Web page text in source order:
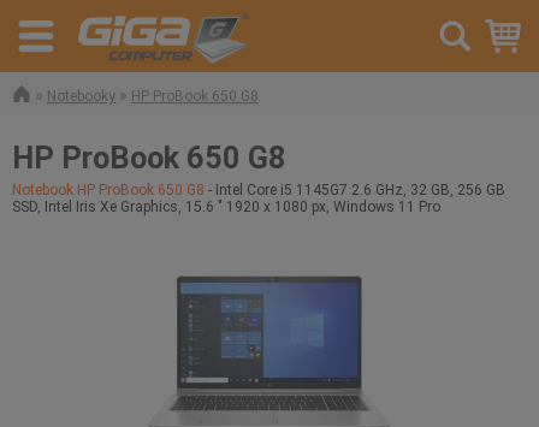
» Notebooky » HP ProBook 650 G8
HP ProBook 650 G8
Notebook HP ProBook 650 G8 - Intel Core i5 1145G7 2.6 GHz, 32 GB, 256 GB
SSD, Intel Iris Xe Graphics, 15.6 " 1920 x 1080 px, Windows 11 Pro